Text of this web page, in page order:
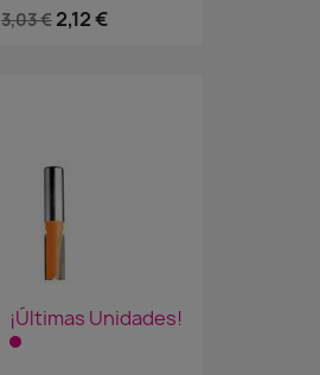
3,03 € 2,12 €
¡Últimas Unidades!